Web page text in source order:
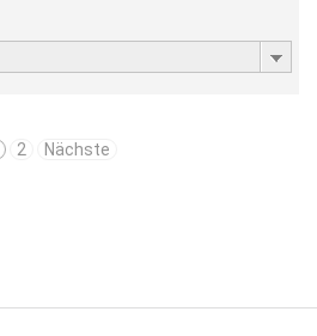
2 Nächste